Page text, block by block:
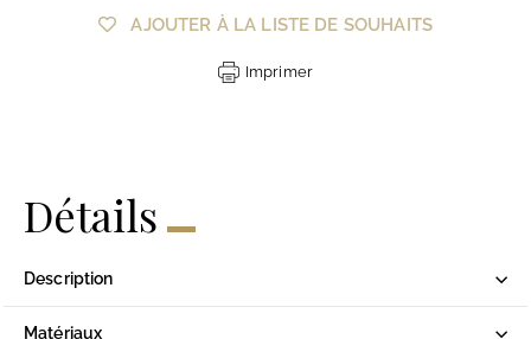
AJOUTER À LA LISTE DE SOUHAITS
Imprimer
Détails
Description
Matériaux